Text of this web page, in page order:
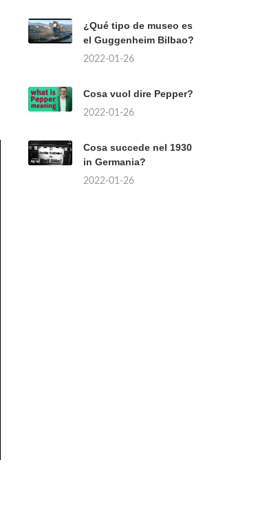
¿Qué tipo de museo es
el Guggenheim Bilbao?
2022-01-26
Cosa vuol dire Pepper?
2022-01-26
Cosa succede nel 1930
in Germania?
2022-01-26